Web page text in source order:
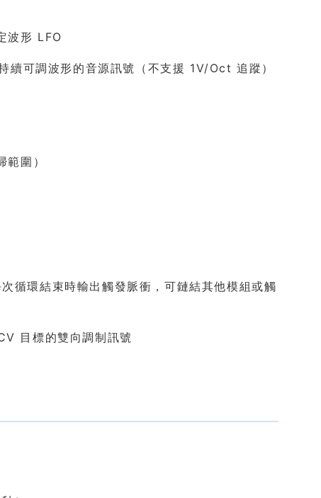
波形 LFO
可調波形的音源訊號（不支援 1V/Oct 追蹤）
圍）
環結束時輸出觸發脈衝，可鏈結其他模組或觸
目標的雙向調制訊號